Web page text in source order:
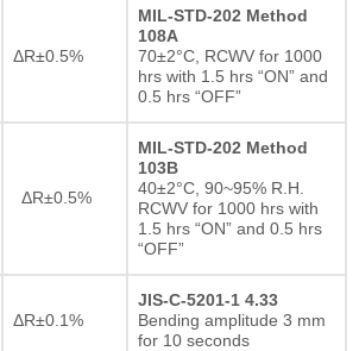
ΔR±0.5%
MIL-STD-202 Method
108A
70±2°C, RCWV for 1000
hrs with 1.5 hrs “ON” and
0.5 hrs “OFF”
ΔR±0.5%
MIL-STD-202 Method
103B
40±2°C, 90~95% R.H.
RCWV for 1000 hrs with
1.5 hrs “ON” and 0.5 hrs
“OFF”
ΔR±0.1%
JIS-C-5201-1 4.33
Bending amplitude 3 mm
for 10 seconds